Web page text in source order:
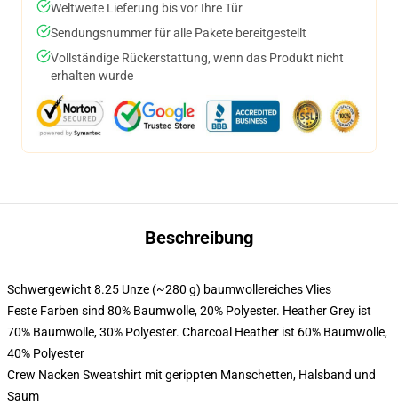
Weltweite Lieferung bis vor Ihre Tür
Sendungsnummer für alle Pakete bereitgestellt
Vollständige Rückerstattung, wenn das Produkt nicht
erhalten wurde
Beschreibung
Schwergewicht 8.25 Unze (~280 g) baumwollereiches Vlies
Feste Farben sind 80% Baumwolle, 20% Polyester. Heather Grey ist
70% Baumwolle, 30% Polyester. Charcoal Heather ist 60% Baumwolle,
40% Polyester
Crew Nacken Sweatshirt mit gerippten Manschetten, Halsband und
Saum